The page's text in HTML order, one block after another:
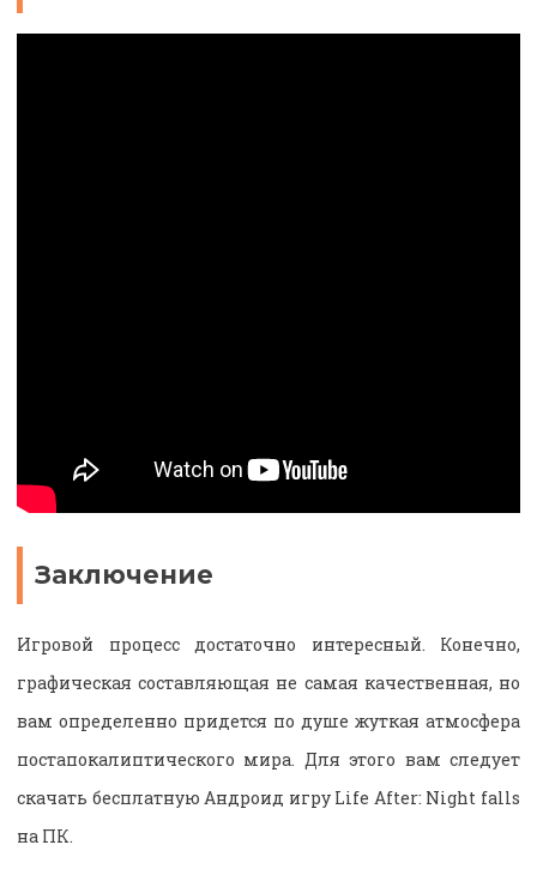
Заключение
Игровой процесс достаточно интересный. Конечно,
графическая составляющая не самая качественная, но
вам определенно придется по душе жуткая атмосфера
постапокалиптического мира. Для этого вам следует
скачать бесплатную Андроид игру Life After: Night falls
на ПК.